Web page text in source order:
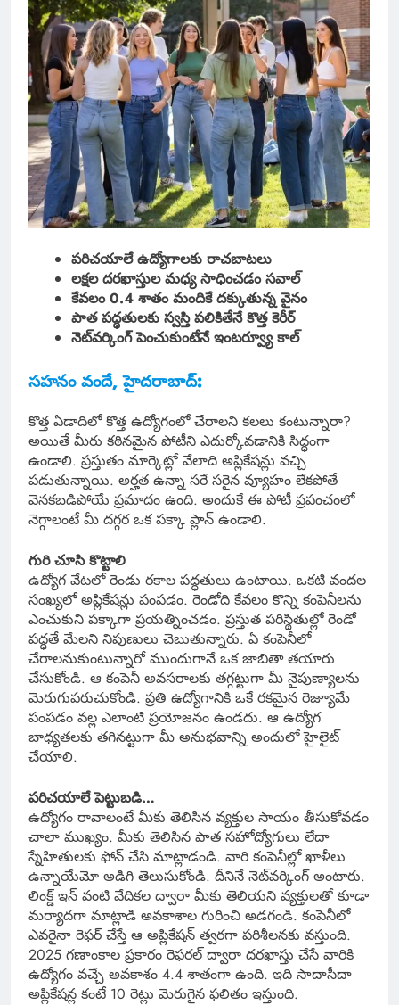
పరిచయాలే ఉద్యోగాలకు రాచబాటలు
లక్షల దరఖాస్తుల మధ్య సాధించడం సవాల్
కేవలం 0.4 శాతం మందికే దక్కుతున్న వైనం
పాత పద్ధతులకు స్వస్తి పలికితేనే కొత్త కెరీర్
నెట్‌వర్కింగ్ పెంచుకుంటేనే ఇంటర్వ్యూ కాల్
సహనం వందే, హైదరాబాద్:
కొత్త ఏడాదిలో కొత్త ఉద్యోగంలో చేరాలని కలలు కంటున్నారా?
అయితే మీరు కఠినమైన పోటీని ఎదుర్కోవడానికి సిద్ధంగా
ఉండాలి. ప్రస్తుతం మార్కెట్లో వేలాది అప్లికేషన్లు వచ్చి
పడుతున్నాయి. అర్హత ఉన్నా సరే సరైన వ్యూహం లేకపోతే
వెనకబడిపోయే ప్రమాదం ఉంది. అందుకే ఈ పోటీ ప్రపంచంలో
నెగ్గాలంటే మీ దగ్గర ఒక పక్కా ప్లాన్ ఉండాలి.
గురి చూసి కొట్టాలి
ఉద్యోగ వేటలో రెండు రకాల పద్ధతులు ఉంటాయి. ఒకటి వందల
సంఖ్యలో అప్లికేషన్లు పంపడం. రెండోది కేవలం కొన్ని కంపెనీలను
ఎంచుకుని పక్కాగా ప్రయత్నించడం. ప్రస్తుత పరిస్థితుల్లో రెండో
పద్ధతే మేలని నిపుణులు చెబుతున్నారు. ఏ కంపెనీలో
చేరాలనుకుంటున్నారో ముందుగానే ఒక జాబితా తయారు
చేసుకోండి. ఆ కంపెనీ అవసరాలకు తగ్గట్టుగా మీ నైపుణ్యాలను
మెరుగుపరుచుకోండి. ప్రతి ఉద్యోగానికి ఒకే రకమైన రెజ్యూమే
పంపడం వల్ల ఎలాంటి ప్రయోజనం ఉండదు. ఆ ఉద్యోగ
బాధ్యతలకు తగినట్టుగా మీ అనుభవాన్ని అందులో హైలైట్
చేయాలి.
పరిచయాలే పెట్టుబడి…
ఉద్యోగం రావాలంటే మీకు తెలిసిన వ్యక్తుల సాయం తీసుకోవడం
చాలా ముఖ్యం. మీకు తెలిసిన పాత సహోద్యోగులు లేదా
స్నేహితులకు ఫోన్ చేసి మాట్లాడండి. వారి కంపెనీల్లో ఖాళీలు
ఉన్నాయేమో అడిగి తెలుసుకోండి. దీనినే నెట్‌వర్కింగ్ అంటారు.
లింక్డ్ ఇన్ వంటి వేదికల ద్వారా మీకు తెలియని వ్యక్తులతో కూడా
మర్యాదగా మాట్లాడి అవకాశాల గురించి అడగండి. కంపెనీలో
ఎవరైనా రెఫర్ చేస్తే ఆ అప్లికేషన్ త్వరగా పరిశీలనకు వస్తుంది.
2025 గణాంకాల ప్రకారం రెఫరల్ ద్వారా దరఖాస్తు చేసే వారికి
ఉద్యోగం వచ్చే అవకాశం 4.4 శాతంగా ఉంది. ఇది సాదాసీదా
అప్లికేషన్ల కంటే 10 రెట్లు మెరుగైన ఫలితం ఇస్తుంది.